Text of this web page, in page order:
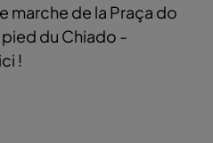
marche de la Praça do
pied du Chiado -
!